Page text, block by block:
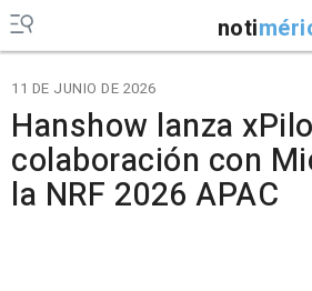
noti
11 DE JUNIO DE 2026
Hanshow lanza
colaboración con
la NRF 2026 APAC